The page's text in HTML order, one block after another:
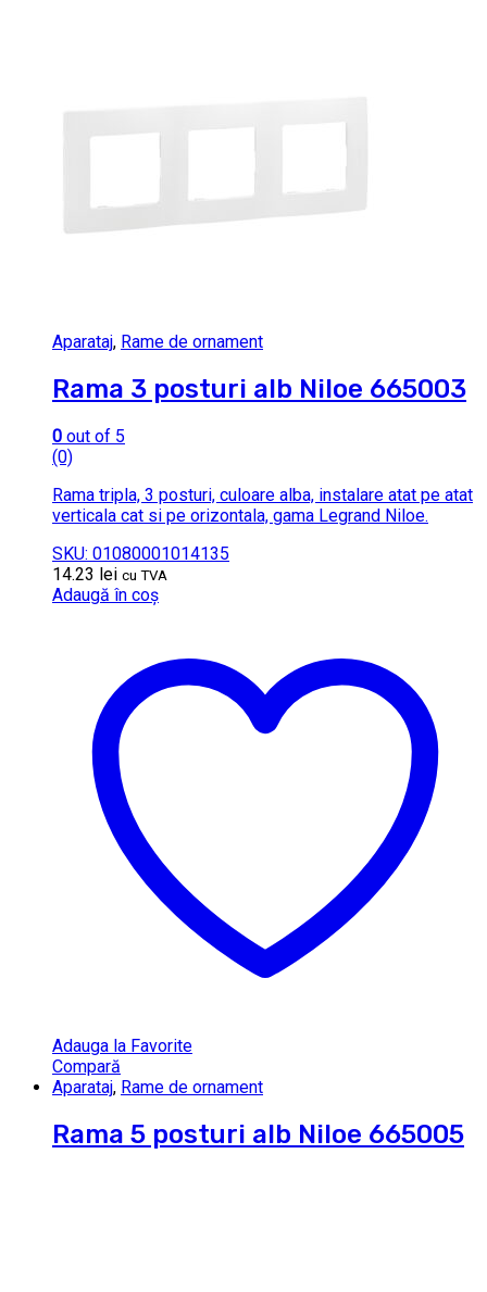
Aparataj, Rame de ornament
Rama 3 posturi alb Niloe 665003
0 out of 5
(0)
Rama tripla, 3 posturi, culoare alba, instalare atat pe atat
verticala cat si pe orizontala, gama Legrand Niloe.
SKU: 01080001014135
14.23 lei cu TVA
Adaugă în coș
Adauga la Favorite
Compară
Aparataj, Rame de ornament
Rama 5 posturi alb Niloe 665005